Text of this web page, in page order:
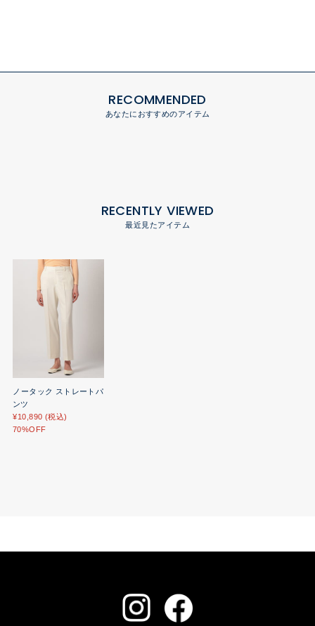
RECOMMENDED
あなたにおすすめのアイテム
RECENTLY VIEWED
最近見たアイテム
ノータック ストレートパ
ンツ
¥10,890 (税込)
70%OFF